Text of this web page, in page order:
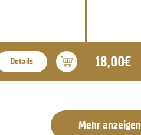
Details 18,00€
Mehr anzeigen